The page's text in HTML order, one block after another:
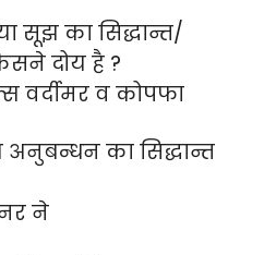
सूझ का सिद्धान्त/
दोय है ?
वर्दीमर व कोपफा
अनुबन्धन का सिद्धान्त
ने